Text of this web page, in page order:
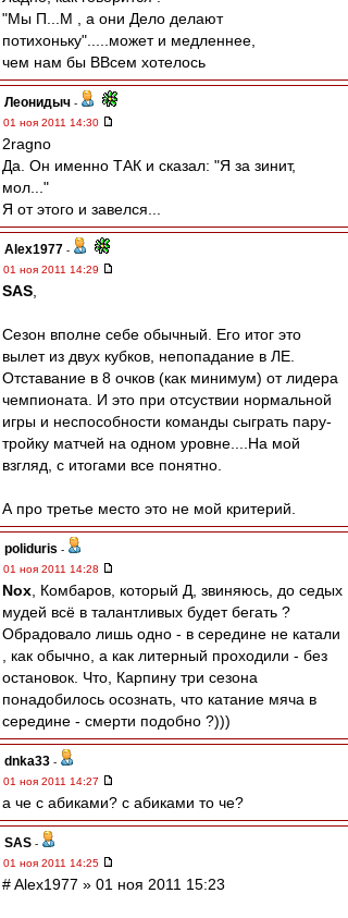
"Мы П...М , а они Дело делают
потихоньку".....может и медленнее,
чем нам бы ВВсем хотелось
Леонидыч -
01 ноя 2011 14:30
2ragno
Да. Он именно ТАК и сказал: "Я за зинит,
мол..."
Я от этого и завелся...
Alex1977 -
01 ноя 2011 14:29
SAS
Сезон вполне себе обычный. Его итог это
вылет из двух кубков, непопадание в ЛЕ.
Отставание в 8 очков (как минимум) от лидера
чемпионата. И это при отсуствии нормальной
игры и неспособности команды сыграть пару-
тройку матчей на одном уровне....На мой
взгляд, с итогами все понятно.
А про третье место это не мой критерий.
poliduris -
01 ноя 2011 14:28
Nox , Комбаров, который Д, звиняюсь, до седых
мудей всё в талантливых будет бегать ?
Обрадовало лишь одно - в середине не катали
, как обычно, а как литерный проходили - без
остановок. Что, Карпину три сезона
понадобилось осознать, что катание мяча в
середине - смерти подобно ?)))
dnka33 -
01 ноя 2011 14:27
а че с абиками? с абиками то че?
SAS -
01 ноя 2011 14:25
# Alex1977 » 01 ноя 2011 15:23